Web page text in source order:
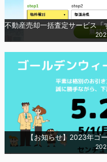
【お知らせ】2023年ゴ